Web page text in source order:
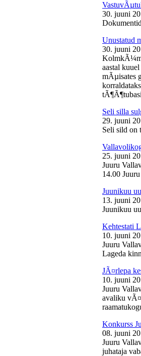
30. juuni
Unustatud
30. juuni
aastal
mÃµisates
Seli silla
29. juuni
Seli sild on
25. juuni
Juuru
14.00
Juunikuu
13. juuni
Juunikuu
Kehtestati
10. juuni
Juuru
Lageda
JÃ¤rlepa
10. juuni
Juuru
avaliku
Konkurss
08. juuni
Juuru
juhataja